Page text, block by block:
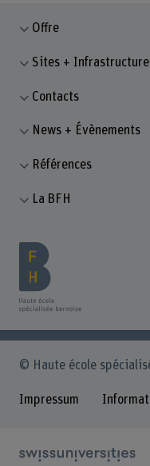
Offre
Sites +
Contacts
News + Évènements
Références
La BFH
© Haute école
Impressum